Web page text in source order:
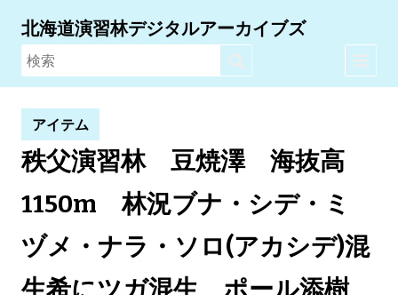
北海道演習林デジタルアーカイブズ
秩父演習林 豆焼澤 海抜高
1150m 林況ブナ・シデ・ミ
ヅメ・ナラ・ソロ(アカシデ)混
生希にツガ混生 ポール添樹
アイテム